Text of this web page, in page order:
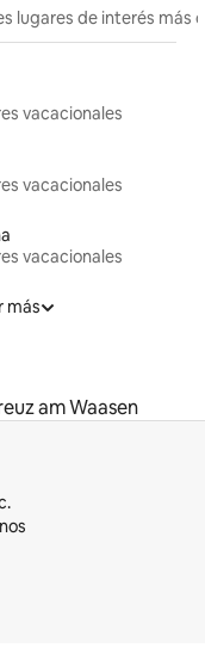
lugares de interés más
vacacionales
vacacionales
vacacionales
más
am Waasen